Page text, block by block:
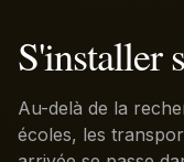
S'installer
Au-delà de la
écoles, les